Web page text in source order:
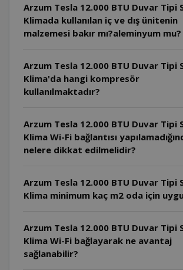
Arzum Tesla 12.000 BTU Duvar Tipi
Klimada kullanılan iç ve dış ünitenin
malzemesi bakır mı?aleminyum mu?
Arzum Tesla 12.000 BTU Duvar Tipi
Klima'da hangi kompresör
kullanılmaktadır?
Arzum Tesla 12.000 BTU Duvar Tipi
Klima Wi-Fi bağlantısı
nelere dikkat edilmelidir?
Arzum Tesla 12.000 BTU Duvar Tipi
Klima minimum kaç m2 oda için
Arzum Tesla 12.000 BTU Duvar Tipi
Klima Wi-Fi bağlayarak ne avantaj
sağlanabilir?